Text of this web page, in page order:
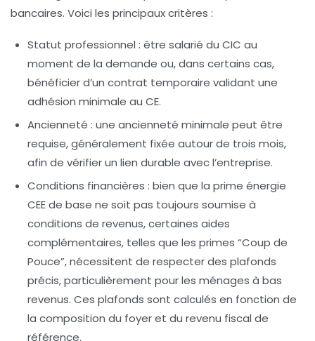
bancaires. Voici les principaux critères :
Statut professionnel : être salarié du CIC au
moment de la demande ou, dans certains cas,
bénéficier d’un contrat temporaire validant une
adhésion minimale au CE.
Ancienneté : une ancienneté minimale peut être
requise, généralement fixée autour de trois mois,
afin de vérifier un lien durable avec l’entreprise.
Conditions financières : bien que la prime énergie
CEE de base ne soit pas toujours soumise à
conditions de revenus, certaines aides
complémentaires, telles que les primes “Coup de
Pouce”, nécessitent de respecter des plafonds
précis, particulièrement pour les ménages à bas
revenus. Ces plafonds sont calculés en fonction de
la composition du foyer et du revenu fiscal de
référence.